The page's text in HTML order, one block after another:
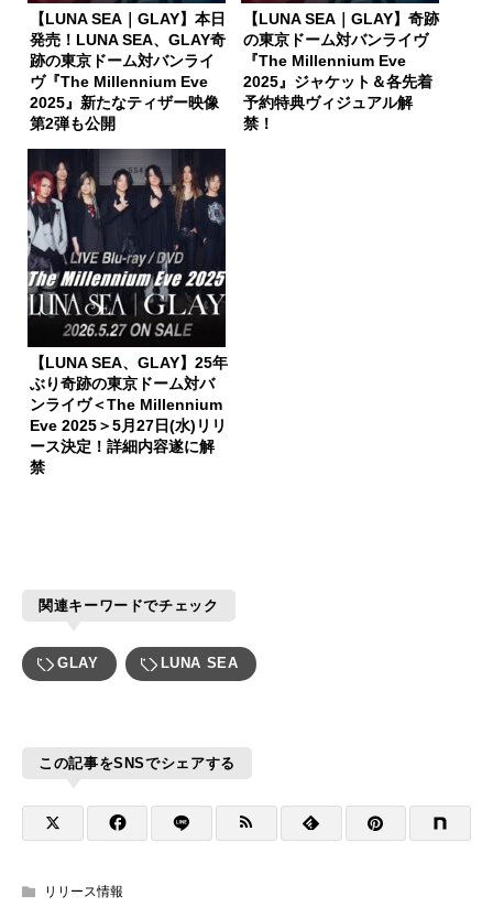
【LUNA SEA｜GLAY】本日
発売！LUNA SEA、GLAY奇
跡の東京ドーム対バンライ
ヴ『The Millennium Eve
2025』新たなティザー映像
第2弾も公開
【LUNA SEA｜GLAY】奇跡
の東京ドーム対バンライヴ
『The Millennium Eve
2025』ジャケット＆各先着
予約特典ヴィジュアル解
禁！
【LUNA SEA、GLAY】25年
ぶり奇跡の東京ドーム対バ
ンライヴ＜The Millennium
Eve 2025＞5月27日(水)リリ
ース決定！詳細内容遂に解
禁
関連キーワードでチェック
GLAY LUNA SEA
この記事をSNSでシェアする
リリース情報